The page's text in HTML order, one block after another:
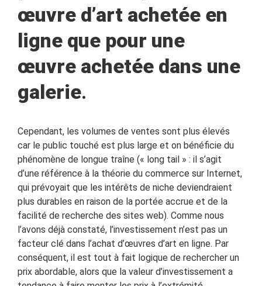
œuvre d’art achetée en
ligne que pour une
œuvre achetée dans une
galerie.
Cependant, les volumes de ventes sont plus élevés
car le public touché est plus large et on bénéficie du
phénomène de longue traîne (« long tail » : il s’agit
d’une référence à la théorie du commerce sur Internet,
qui prévoyait que les intérêts de niche deviendraient
plus durables en raison de la portée accrue et de la
facilité de recherche des sites web). Comme nous
l’avons déjà constaté, l’investissement n’est pas un
facteur clé dans l’achat d’œuvres d’art en ligne. Par
conséquent, il est tout à fait logique de rechercher un
prix abordable, alors que la valeur d’investissement a